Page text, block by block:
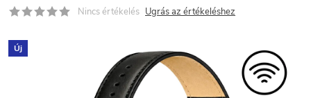
Nincs értékelés Ugrás az értékeléshez
Új